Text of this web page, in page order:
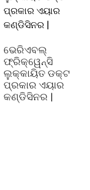
ଭେରିଏବଲ୍
ଫ୍ରିକ୍ୱେନ୍ସି
ଲୁକ୍କାୟିତ ଡକ୍ଟ
ପ୍ରକାର ଏୟାର
କଣ୍ଡିସିନର |